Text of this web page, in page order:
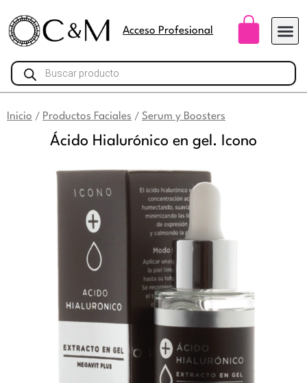
contenido
Acceso Profesional
Búsqueda
de
productos
Inicio / Productos Faciales / Serum y Boosters
Ácido Hialurónico en gel. Icono